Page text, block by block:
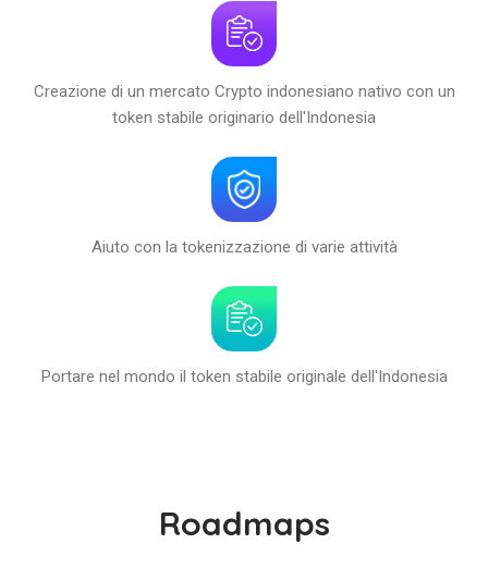
Creazione di un mercato Crypto indonesiano nativo con un
token stabile originario dell'Indonesia
Aiuto con la tokenizzazione di varie attività
Portare nel mondo il token stabile originale dell'Indonesia
Roadmaps